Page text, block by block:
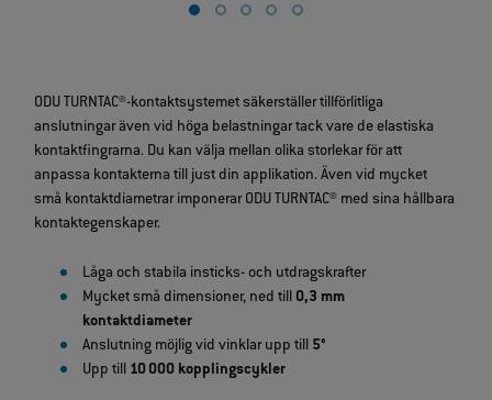
ODU TURNTAC®‑kontaktsystemet säkerställer tillförlitliga
anslutningar även vid höga belastningar tack vare de elastiska
kontaktfingrarna. Du kan välja mellan olika storlekar för att
anpassa kontakterna till just din applikation. Även vid mycket
små kontaktdiametrar imponerar ODU TURNTAC® med sina hållbara
kontaktegenskaper.
Låga och stabila insticks‑ och utdragskrafter
Mycket små dimensioner, ned till 0,3 mm
kontaktdiameter
Anslutning möjlig vid vinklar upp till 5°
Upp till 10 000 kopplingscykler